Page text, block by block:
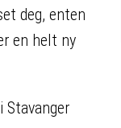
deg, enten
en helt ny